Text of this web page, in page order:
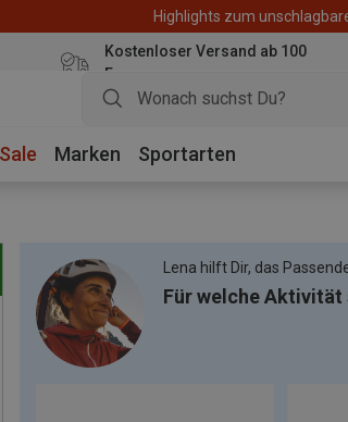
Highlights zum
Kostenloser Versand ab 100
Euro
Sale Marken Sportarten
Lena hilft Dir, das
Für welche Aktivität